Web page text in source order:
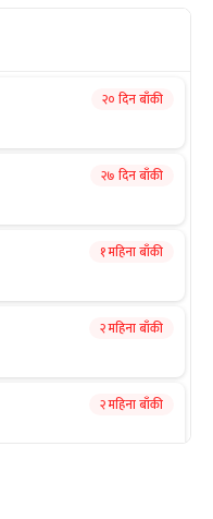
२० दिन बाँकी
२७ दिन बाँकी
१ महिना बाँकी
२ महिना बाँकी
२ महिना बाँकी